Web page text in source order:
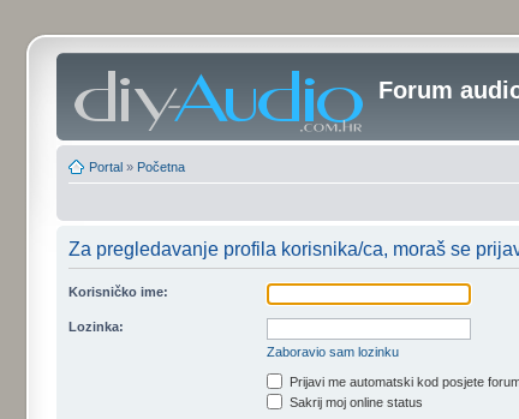
Forum
Portal » Početna
Za pregledavanje profila korisnika/ca, moraš se
Korisničko ime:
Lozinka:
Zaboravio sam lozinku
Prijavi me automatski kod posjete
Sakrij moj online status